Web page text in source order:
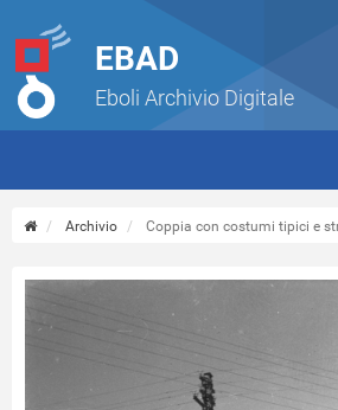
EBAD
Eboli Archivio Digitale
Archivio Coppia con costumi tipici e